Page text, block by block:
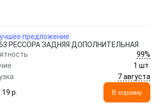
предложение
РЕССОРА ЗАДНЯЯ ДОПОЛНИТЕЛЬНАЯ
99%
1 шт.
7 августа
p.
В корзину